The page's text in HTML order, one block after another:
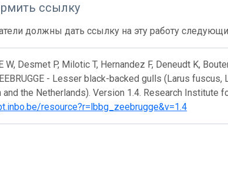
ссылку
должны дать ссылку на эту работу
W, Desmet P, Milotic T, Hernandez F, Deneudt K,
- Lesser black-backed gulls (Larus
and the Netherlands). Version 1.4. Research Institute
resource?r=lbbg_zeebrugge&v=1.4